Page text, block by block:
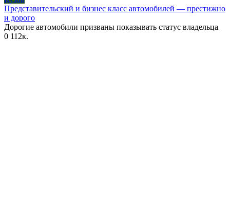
Представительский и бизнес класс автомобилей — престижно
и дорого
Дорогие автомобили призваны показывать статус владельца
0 112к.